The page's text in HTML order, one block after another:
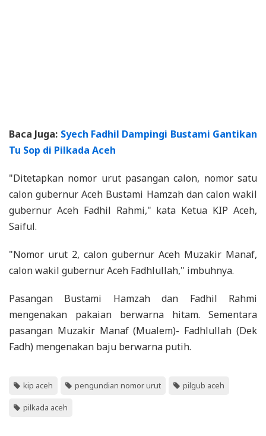
Baca Juga: Syech Fadhil Dampingi Bustami Gantikan
Tu Sop di Pilkada Aceh
"Ditetapkan nomor urut pasangan calon, nomor satu
calon gubernur Aceh Bustami Hamzah dan calon wakil
gubernur Aceh Fadhil Rahmi," kata Ketua KIP Aceh,
Saiful.
"Nomor urut 2, calon gubernur Aceh Muzakir Manaf,
calon wakil gubernur Aceh Fadhlullah," imbuhnya.
Pasangan Bustami Hamzah dan Fadhil Rahmi
mengenakan pakaian berwarna hitam. Sementara
pasangan Muzakir Manaf (Mualem)- Fadhlullah (Dek
Fadh) mengenakan baju berwarna putih.
kip aceh pengundian nomor urut pilgub aceh
pilkada aceh